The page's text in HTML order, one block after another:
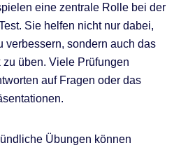
eine zentrale Rolle bei der
Sie helfen nicht nur dabei,
verbessern, sondern auch das
üben. Viele Prüfungen
auf Fragen oder das
Übungen können